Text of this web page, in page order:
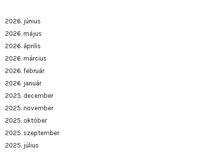
2026. június
2026. május
2026. április
2026. március
2026. február
2026. január
2025. december
2025. november
2025. október
2025. szeptember
2025. július